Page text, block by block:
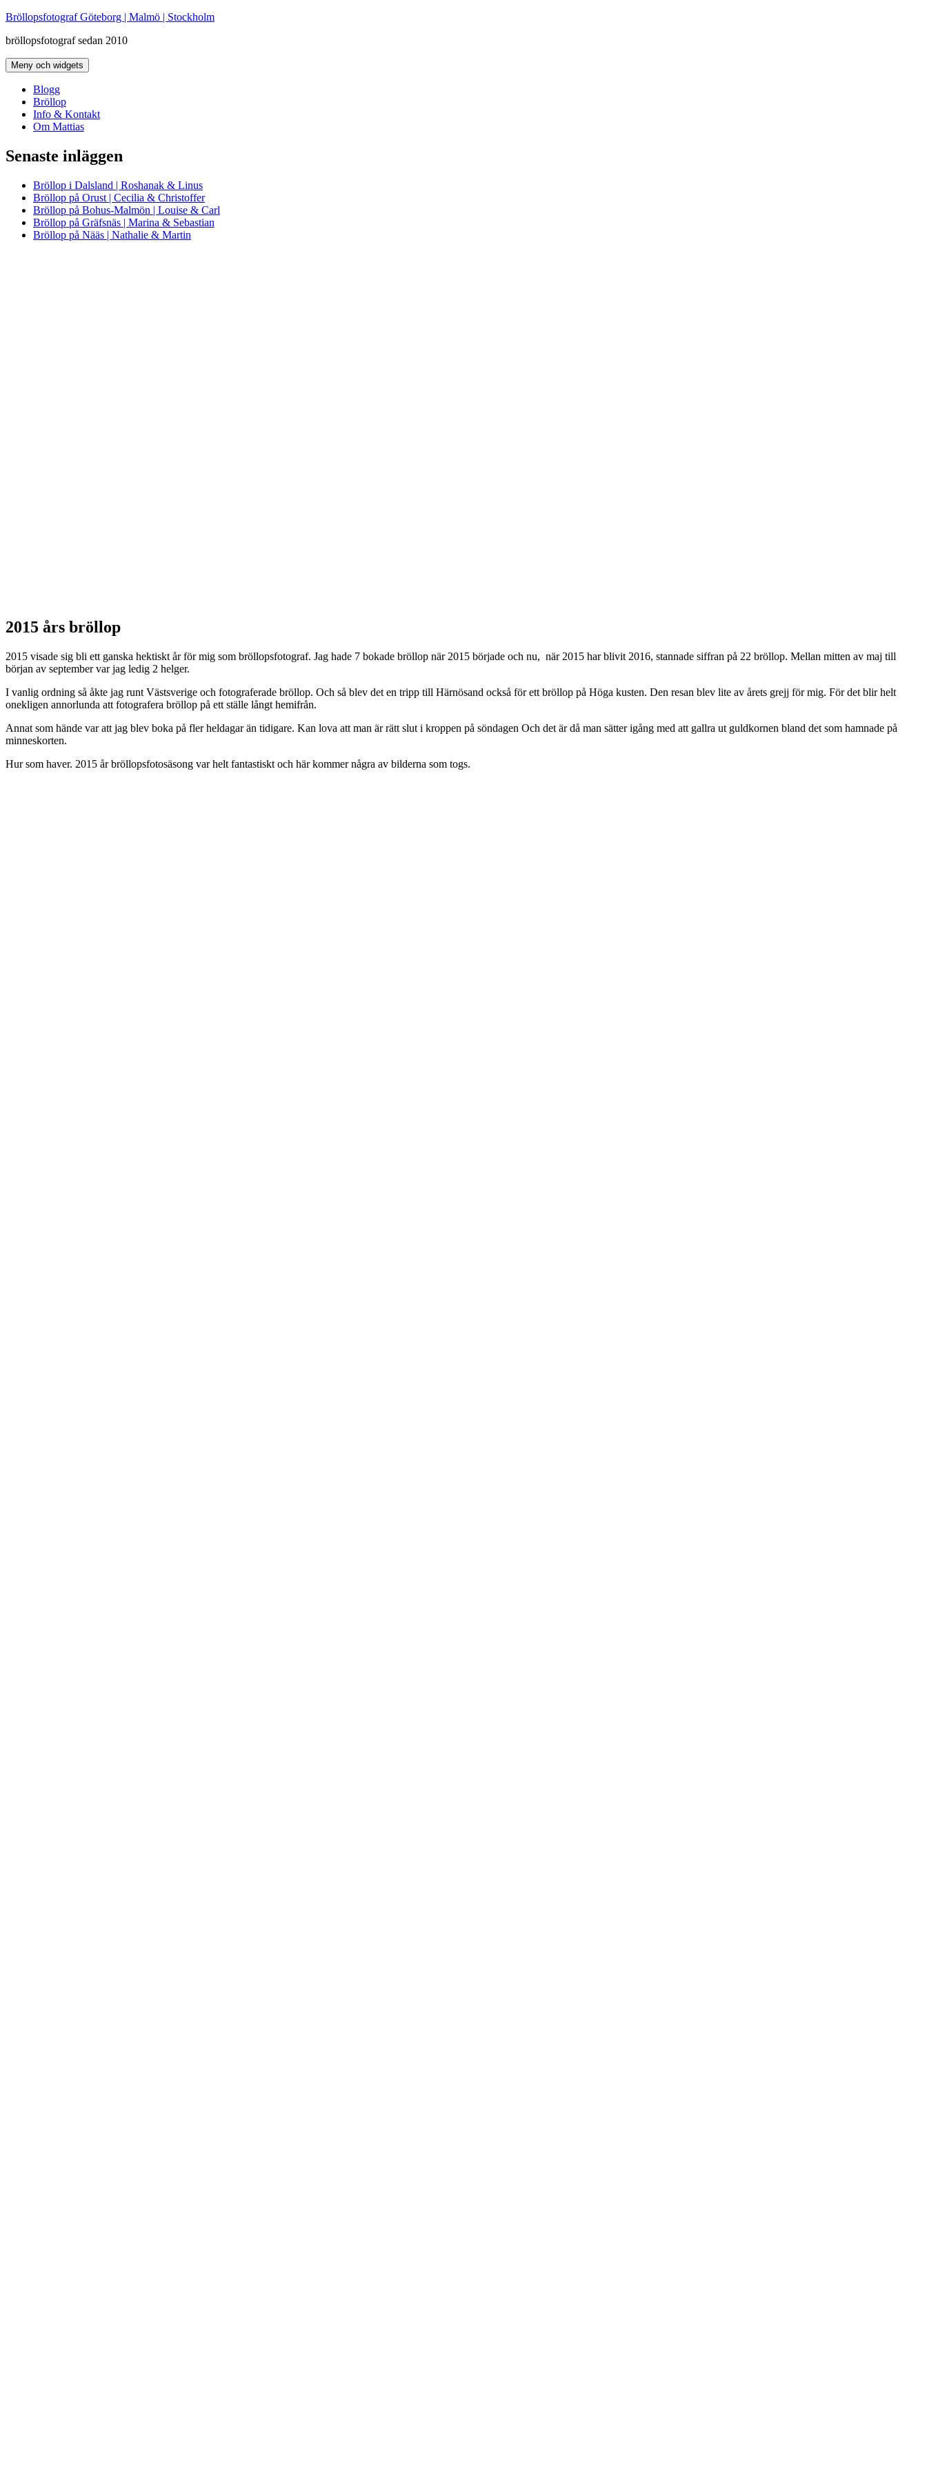
Hoppa
innehåll
Bröllopsfotograf Göteborg | Malmö | Stockholm
bröllopsfotograf sedan 2010
Meny och widgets
Blogg
Bröllop
Info & Kontakt
Om Mattias
Senaste inläggen
Bröllop i Dalsland | Roshanak & Linus
Bröllop på Orust | Cecilia & Christoffer
Bröllop på Bohus-Malmön | Louise & Carl
Bröllop på Gräfsnäs | Marina & Sebastian
Bröllop på Nääs | Nathalie & Martin
2015 års bröllop
2015 visade sig bli ett ganska hektiskt år för mig som bröllopsfotograf. Jag hade 7 bokade bröllop när 2015 började och nu, när 2015 har blivit 2016, stannade siffran på 22 bröllop. Mellan mitten av maj till
början av september var jag ledig 2 helger.
I vanlig ordning så åkte jag runt Västsverige och fotograferade bröllop. Och så blev det en tripp till Härnösand också för ett bröllop på Höga kusten. Den resan blev lite av årets grejj för mig. För det blir helt
onekligen annorlunda att fotografera bröllop på ett ställe långt hemifrån.
Annat som hände var att jag blev boka på fler heldagar än tidigare. Kan lova att man är rätt slut i kroppen på söndagen Och det är då man sätter igång med att gallra ut guldkornen bland det som hamnade på
minneskorten.
Hur som haver. 2015 år bröllopsfotosäsong var helt fantastiskt och här kommer några av bilderna som togs.